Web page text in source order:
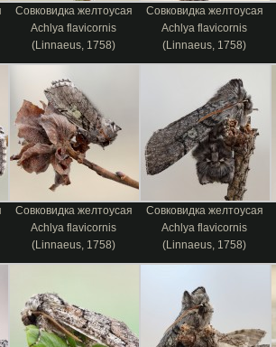
Совковидка желтоусая
Achlya flavicornis
(Linnaeus, 1758)
Совковидка желтоусая
Achlya flavicornis
(Linnaeus, 1758)
Совковидка желтоусая
Achlya flavicornis
(Linnaeus, 1758)
Совковидка желтоусая
Achlya flavicornis
(Linnaeus, 1758)